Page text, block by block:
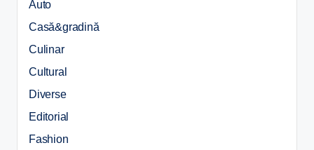
Auto
Casă&gradină
Culinar
Cultural
Diverse
Editorial
Fashion